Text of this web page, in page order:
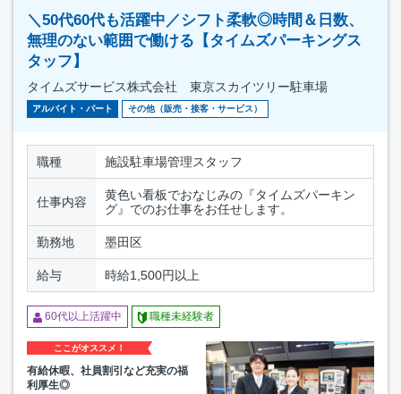
＼50代60代も活躍中／シフト柔軟◎時間＆日数、
無理のない範囲で働ける【タイムズパーキングス
タッフ】
タイムズサービス株式会社 東京スカイツリー駐車場
アルバイト・パート その他（販売・接客・サービス）
職種 施設駐車場管理スタッフ
仕事内容
黄色い看板でおなじみの『タイムズパーキン
グ』でのお仕事をお任せします。
勤務地 墨田区
給与 時給1,500円以上
60代以上活躍中 職種未経験者
ここがオススメ！
有給休暇、社員割引など充実の福
利厚生◎